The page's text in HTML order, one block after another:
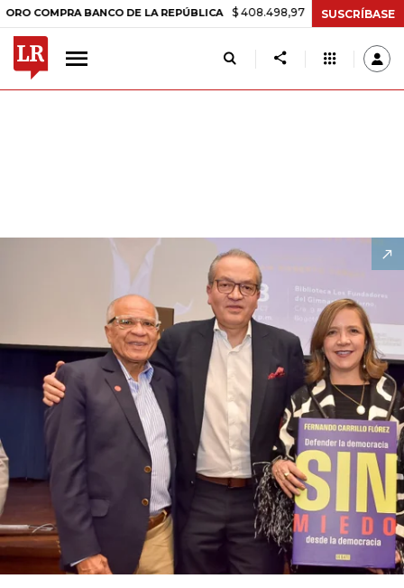
BANCO DE LA REPÚBLICA $ 408.498,97 +$ 8.753,81 +2,19%
SUSCRÍBASE